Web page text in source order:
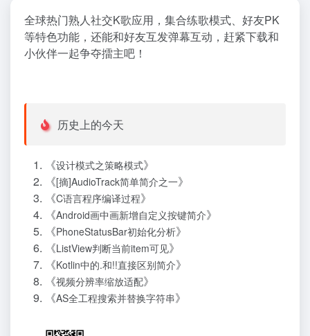
全球热门熟人社交K歌应用，集合练歌模式、好友PK
等特色功能，还能和好友互发弹幕互动，赶紧下载和
小伙伴一起争夺擂主吧！
历史上的今天
《设计模式之策略模式》
《[摘]AudioTrack简单简介之一》
《C语言程序编译过程》
《Android画中画新增自定义按键简介》
《PhoneStatusBar初始化分析》
《ListView判断当前item可见》
《Kotlin中的.和!!直接区别简介》
《视频分辨率缩放适配》
《AS全工程搜索并替换字符串》